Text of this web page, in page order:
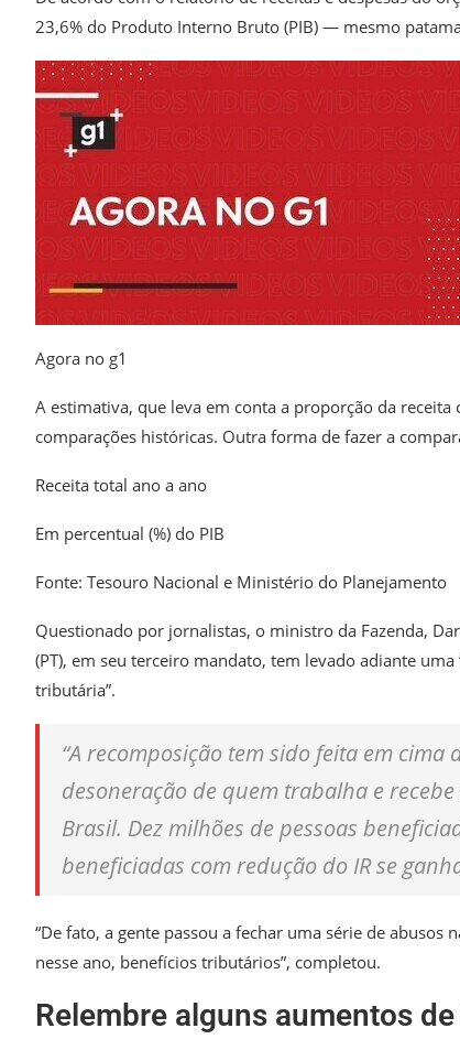
23,6% do Produto Interno Bruto (PIB) — mesmo
Agora no g1
A estimativa, que leva em conta a proporção da
comparações históricas. Outra forma de fazer a
Receita total ano a ano
Em percentual (%) do PIB
Fonte: Tesouro Nacional e Ministério do Planejamento
Questionado por jornalistas, o ministro da Fazenda,
(PT), em seu terceiro mandato, tem levado adiante
tributária”.
“A recomposição tem sido feita em
desoneração de quem trabalha e
Brasil. Dez milhões de pessoas
beneficiadas com redução do IR se
“De fato, a gente passou a fechar uma série de
nesse ano, benefícios tributários”, completou.
Relembre alguns aumentos